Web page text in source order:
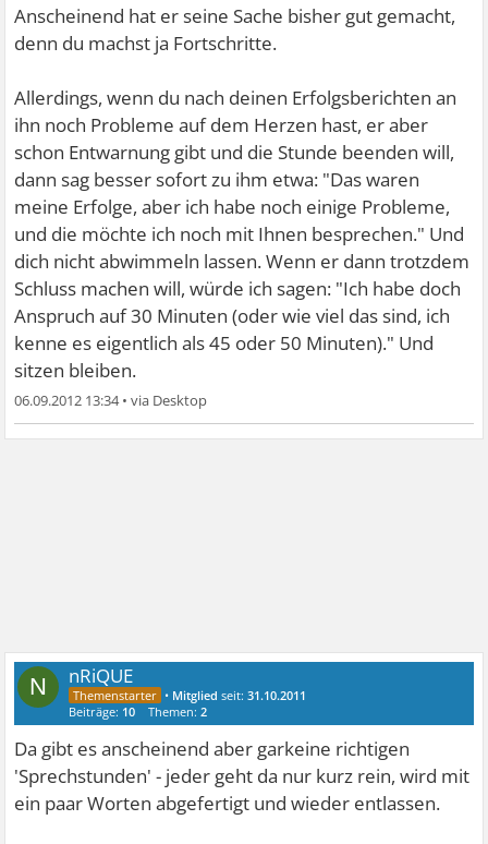
Anscheinend hat er seine Sache bisher gut gemacht,
denn du machst ja Fortschritte.
Allerdings, wenn du nach deinen Erfolgsberichten an
ihn noch Probleme auf dem Herzen hast, er aber
schon Entwarnung gibt und die Stunde beenden will,
dann sag besser sofort zu ihm etwa: "Das waren
meine Erfolge, aber ich habe noch einige Probleme,
und die möchte ich noch mit Ihnen besprechen." Und
dich nicht abwimmeln lassen. Wenn er dann trotzdem
Schluss machen will, würde ich sagen: "Ich habe doch
Anspruch auf 30 Minuten (oder wie viel das sind, ich
kenne es eigentlich als 45 oder 50 Minuten)." Und
sitzen bleiben.
06.09.2012 13:34•
N nRiQUE
• Mitglied seit:31.10.2011
Beiträge: 10 Themen:2
Da gibt es anscheinend aber garkeine richtigen
'Sprechstunden' - jeder geht da nur kurz rein, wird mit
ein paar Worten abgefertigt und wieder entlassen.